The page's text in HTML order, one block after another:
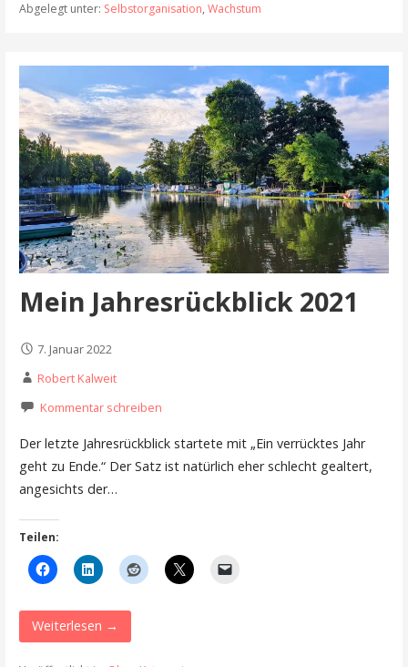
Abgelegt unter: Selbstorganisation, Wachstum
Mein Jahresrückblick 2021
7. Januar 2022
Robert Kalweit
Kommentar schreiben
Der letzte Jahresrückblick startete mit „Ein verrücktes Jahr
geht zu Ende.“ Der Satz ist natürlich eher schlecht gealtert,
angesichts der…
Teilen:
Weiterlesen →